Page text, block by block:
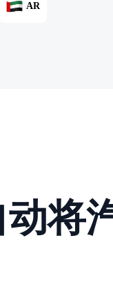
AR
将